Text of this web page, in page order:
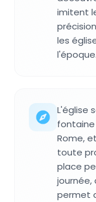
imitent
les
l'époque.
L'église
fontaine
Rome,
toute
place
permet